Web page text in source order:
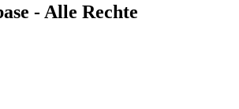
- Alle Rechte